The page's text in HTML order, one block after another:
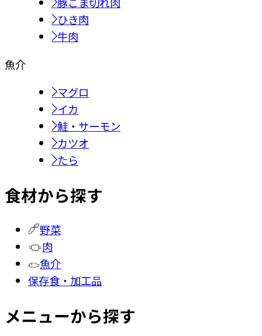
ひき肉
牛肉
魚介
マグロ
イカ
鮭・サーモン
カツオ
たら
食材から探す
野菜
肉
魚介
保存食・加工品
メニューから探す